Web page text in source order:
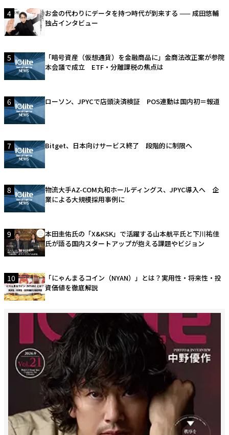
4
お金の代わりにデータを持つ時代が到来する —— 成田悠輔
独占インタビュー
5
「暗号資産（仮想通貨）を金融商品に」金商法改正案が参院
本会議で成立 ETF・分離課税の焦点は
6 ローソン、JPYCで店頭決済検証 POS連動は国内初＝報道
7 Bitget、日本向けサービス終了 段階的に制限へ
8
物流大手AZ-COM丸和ホールディングス、JPYC導入へ 企
業による大規模採用事例に
9
本田圭佑氏の「X&KSK」で活躍する山本航平氏と下川祐佳
氏が語る国内スタートアップが抱える課題やビジョン
10
「にゃんまるコイン（NYAN）」とは？実用性・将来性・投
資価値を徹底解説